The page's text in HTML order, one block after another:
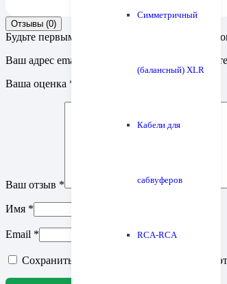
Симметричный
(балансный) XLR
Кабели для
сабвуферов
RCA-RCA
Отзывы (0)
Будьте первым, кто оставил отзыв на “The
Ваш адрес email не будет опубликован.
Ваша оценка *
Ваш отзыв *
Имя *
Email *
Сохранить моё имя, email и адрес сайта в